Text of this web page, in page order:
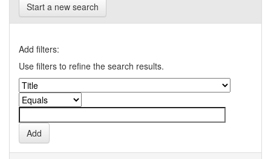
Start a new search
Add filters:
Use filters to refine the search results.